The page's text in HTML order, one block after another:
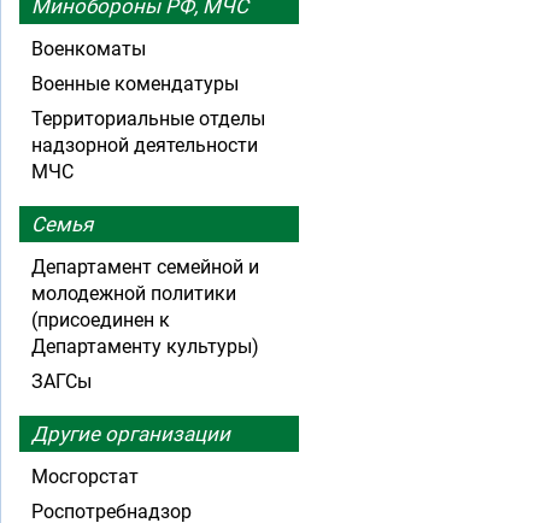
Минобороны РФ, МЧС
Военкоматы
Военные комендатуры
Территориальные отделы
надзорной деятельности
МЧС
Семья
Департамент семейной и
молодежной политики
(присоединен к
Департаменту культуры)
ЗАГСы
Другие организации
Мосгорстат
Роспотребнадзор